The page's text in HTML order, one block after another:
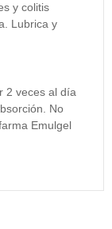
y colitis
Lubrica y
2 veces al día
No
Emulgel